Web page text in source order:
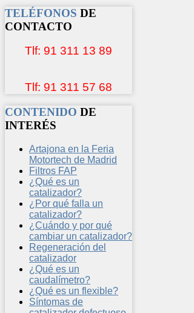
TELÉFONOS DE
CONTACTO
Tlf: 91 311 13 89
Tlf: 91 311 57 68
CONTENIDO DE
INTERÉS
Artajona en la Feria
Motortech de Madrid
Filtros FAP
¿Qué es un
catalizador?
¿Por qué falla un
catalizador?
¿Cuándo y por qué
cambiar un catalizador?
Regeneración del
catalizador
¿Qué es un
caudalímetro?
¿Qué es un flexible?
Síntomas de